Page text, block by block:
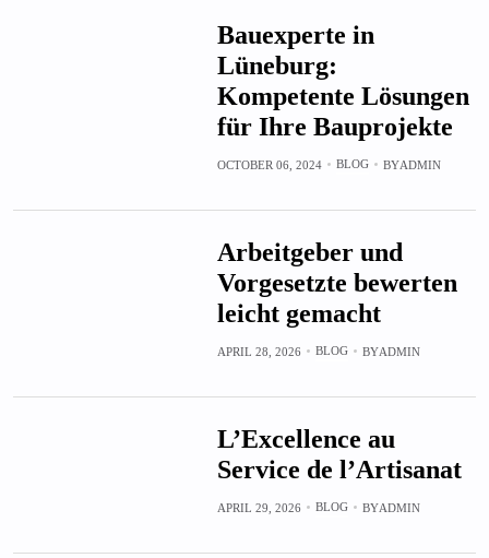
Bauexperte in
Lüneburg:
Kompetente Lösungen
für Ihre Bauprojekte
OCTOBER 06, 2024 BLOG BYADMIN
Arbeitgeber und
Vorgesetzte bewerten
leicht gemacht
APRIL 28, 2026 BLOG BYADMIN
L’Excellence au
Service de l’Artisanat
APRIL 29, 2026 BLOG BYADMIN